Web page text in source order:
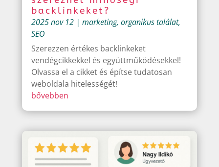
backlinkeket?
2025 nov 12| marketing, organikus találat,
SEO
Szerezzen értékes backlinkeket
vendégcikkekkel és együttműködésekkel!
Olvassa el a cikket és építse tudatosan
weboldala hitelességét!
bővebben